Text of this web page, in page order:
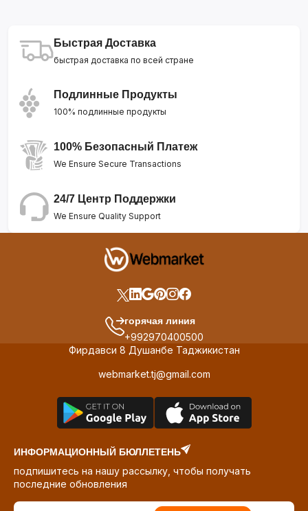
Быстрая Доставка
быстрая доставка по всей стране
Подлинные Продукты
100% подлинные продукты
100% Безопасный Платеж
We Ensure Secure Transactions
24/7 Центр Поддержки
We Ensure Quality Support
горячая линия
+992970400500
Фирдавси 8 Душанбе Таджикистан
webmarket.tj@gmail.com
ИНФОРМАЦИОННЫЙ БЮЛЛЕТЕНЬ
подпишитесь на нашу рассылку, чтобы получать
последние обновления